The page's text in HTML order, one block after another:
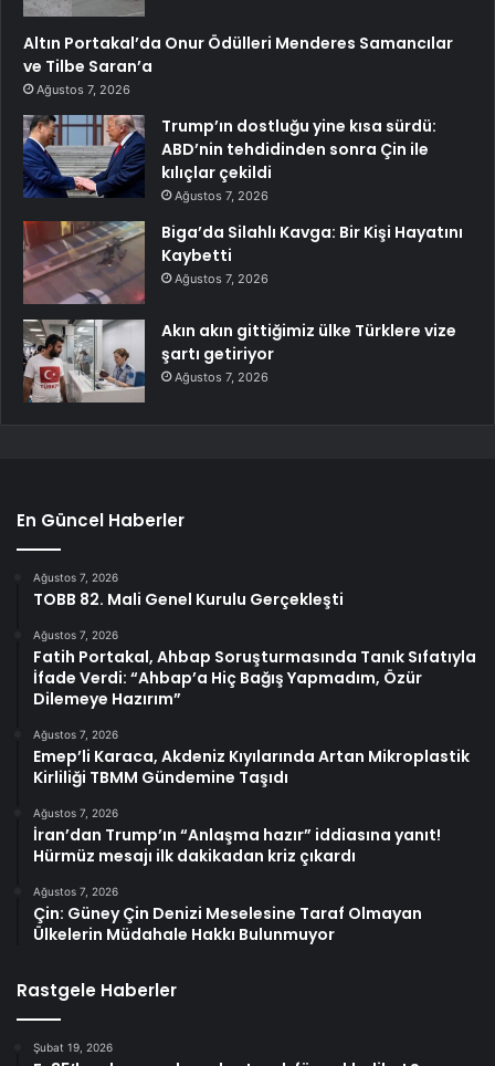
Altın Portakal’da Onur Ödülleri Menderes Samancılar
ve Tilbe Saran’a
Ağustos 7, 2026
Trump’ın dostluğu yine kısa sürdü:
ABD’nin tehdidinden sonra Çin ile
kılıçlar çekildi
Ağustos 7, 2026
Biga’da Silahlı Kavga: Bir Kişi Hayatını
Kaybetti
Ağustos 7, 2026
Akın akın gittiğimiz ülke Türklere vize
şartı getiriyor
Ağustos 7, 2026
En Güncel Haberler
Ağustos 7, 2026
TOBB 82. Mali Genel Kurulu Gerçekleşti
Ağustos 7, 2026
Fatih Portakal, Ahbap Soruşturmasında Tanık Sıfatıyla
İfade Verdi: “Ahbap’a Hiç Bağış Yapmadım, Özür
Dilemeye Hazırım”
Ağustos 7, 2026
Emep’li Karaca, Akdeniz Kıyılarında Artan Mikroplastik
Kirliliği TBMM Gündemine Taşıdı
Ağustos 7, 2026
İran’dan Trump’ın “Anlaşma hazır” iddiasına yanıt!
Hürmüz mesajı ilk dakikadan kriz çıkardı
Ağustos 7, 2026
Çin: Güney Çin Denizi Meselesine Taraf Olmayan
Ülkelerin Müdahale Hakkı Bulunmuyor
Rastgele Haberler
Şubat 19, 2026